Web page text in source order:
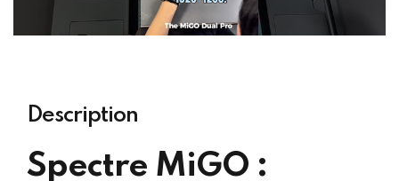
Description
Spectre MiGO :